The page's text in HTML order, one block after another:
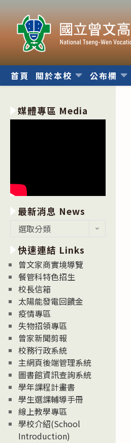
內
首頁 關於本校 公布欄
媒體專區 Media
最新消息 News
消
息
News
選取分類
快速連結 Links
曾文家商實境導覽
餐管科特色招生
校長信箱
太陽能發電回饋金
疫情專區
失物招領專區
曾家新聞剪報
校務行政系統
主網頁後端管理系統
圖書館資訊查詢系統
學年課程計畫書
學生選課輔導手冊
線上教學專區
學校介紹(School
Introduction)